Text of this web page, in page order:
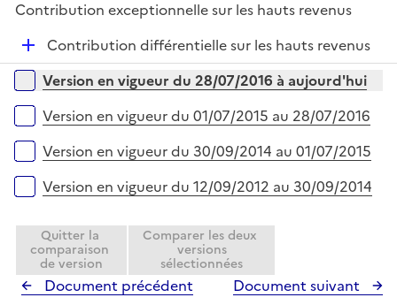
Contribution exceptionnelle sur les hauts revenus
D
é
p
e
Contribution différentielle sur les hauts revenus
Versions sur la période
Version en vigueur du 28/07/2016 à aujourd'hui
Version en vigueur du 01/07/2015 au 28/07/2016
Version en vigueur du 30/09/2014 au 01/07/2015
Version en vigueur du 12/09/2012 au 30/09/2014
Quitter la
comparaison
de version
Comparer les deux
versions
sélectionnées
Document précédent Document suivant